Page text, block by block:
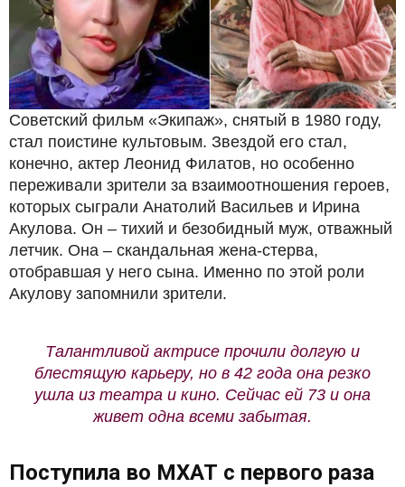
Советский фильм «Экипаж», снятый в 1980 году,
стал поистине культовым. Звездой его стал,
конечно, актер Леонид Филатов, но особенно
переживали зрители за взаимоотношения героев,
которых сыграли Анатолий Васильев и Ирина
Акулова. Он – тихий и безобидный муж, отважный
летчик. Она – скандальная жена-стерва,
отобравшая у него сына. Именно по этой роли
Акулову запомнили зрители.
Талантливой актрисе прочили долгую и
блестящую карьеру, но в 42 года она резко
ушла из театра и кино. Сейчас ей 73 и она
живет одна всеми забытая.
Поступила во МХАТ с первого раза